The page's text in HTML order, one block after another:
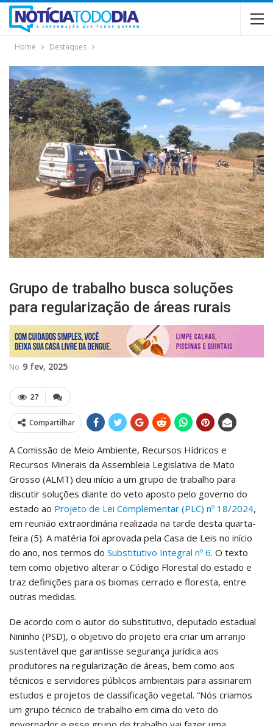
Home Destaques
Grupo de trabalho busca soluções
para regularização de áreas rurais
No 9 fev, 2025
27
Compartilhar
A Comissão de Meio Ambiente, Recursos Hídricos e
Recursos Minerais da Assembleia Legislativa de Mato
Grosso (ALMT) deu início a um grupo de trabalho para
discutir soluções diante do veto aposto pelo governo do
estado ao Projeto de Lei Complementar (PLC) nº 18/2024,
em reunião extraordinária realizada na tarde desta quarta-
feira (5). A matéria foi aprovada pela Casa de Leis no início
do ano, nos termos do Substitutivo Integral nº 6. O texto
tem como objetivo alterar o Código Florestal do estado e
traz definições para os biomas cerrado e floresta, entre
outras medidas.
De acordo com o autor do substitutivo, deputado estadual
Nininho (PSD), o objetivo do projeto era criar um arranjo
sustentável que garantisse segurança jurídica aos
produtores na regularização de áreas, bem como aos
técnicos e servidores públicos ambientais para assinarem
estudos e projetos de classificação vegetal. “Nós criamos
um grupo técnico de trabalho em cima do veto do